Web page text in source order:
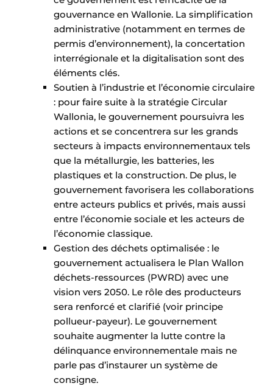
gouvernance en Wallonie. La simplification
administrative (notamment en termes de
permis d’environnement), la concertation
interrégionale et la digitalisation sont des
éléments clés.
Soutien à l’industrie et l’économie circulaire
: pour faire suite à la stratégie Circular
Wallonia, le gouvernement poursuivra les
actions et se concentrera sur les grands
secteurs à impacts environnementaux tels
que la métallurgie, les batteries, les
plastiques et la construction. De plus, le
gouvernement favorisera les collaborations
entre acteurs publics et privés, mais aussi
entre l’économie sociale et les acteurs de
l’économie classique.
Gestion des déchets optimalisée : le
gouvernement actualisera le Plan Wallon
déchets-ressources (PWRD) avec une
vision vers 2050. Le rôle des producteurs
sera renforcé et clarifié (voir principe
pollueur-payeur). Le gouvernement
souhaite augmenter la lutte contre la
délinquance environnementale mais ne
parle pas d’instaurer un système de
consigne.